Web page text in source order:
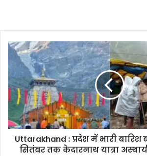
Uttarakhand : प्रदेश में भारी
सितंबर तक केदारनाथ यात्रा